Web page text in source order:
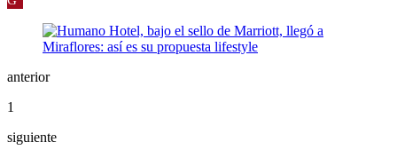
anterior
1
siguiente